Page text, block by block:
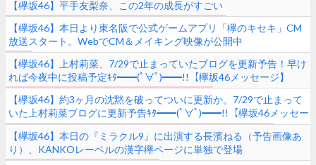
【欅坂46】平手友梨奈、この2年の成長がすごい
【欅坂46】本日より東名阪で公式ゲームアプリ「欅のキセキ」CM
放送スタート。WebでCM＆メイキング映像が公開中
【欅坂46】上村莉菜、7/29で止まっていたブログを更新予告！早け
れば今夜中に投稿予定ｷﾀ━━(ﾟ∀ﾟ)━━!!【欅坂46メッセージ】
【欅坂46】約3ヶ月の沈黙を破ってついに更新か。7/29で止まって
いた上村莉菜ブログに更新予告ｷﾀ━━(ﾟ∀ﾟ)━━!!【欅坂46メッセー
ジ】
【欅坂46】本日の『ミラクル9』に出演する長濱ねる（予告画像あ
り）、KANKOレーベルの漢字欅ページに単独で登場